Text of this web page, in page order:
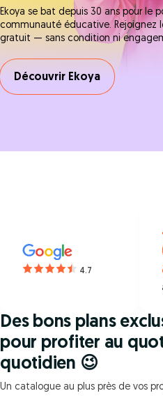
Ekoya se bat depuis 30 ans pour le
communauté éducative. Rejoignez
gratuit — sans condition ni
Découvrir Ekoya
4.7
Des bons plans
pour profiter au
quotidien 😉
Un catalogue au plus près de vos